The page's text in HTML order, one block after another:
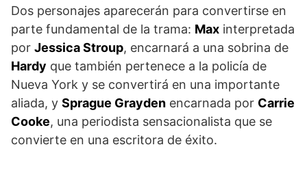
Dos personajes aparecerán para convertirse en
parte fundamental de la trama: Max interpretada
por Jessica Stroup, encarnará a una sobrina de
Hardy que también pertenece a la policía de
Nueva York y se convertirá en una importante
aliada, y Sprague Grayden encarnada por Carrie
Cooke, una periodista sensacionalista que se
convierte en una escritora de éxito.